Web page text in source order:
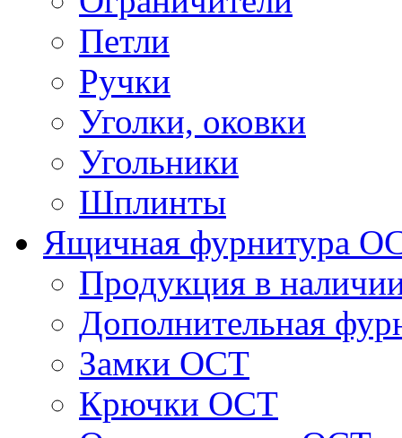
Петли
Ручки
Уголки, оковки
Угольники
Шплинты
Ящичная фурнитура
Продукция в
Дополнительная
Замки ОСТ
Крючки ОСТ